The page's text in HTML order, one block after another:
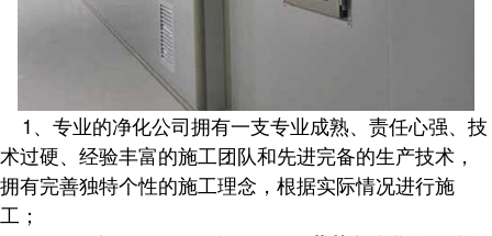
1、专业的净化公司拥有一支专业成熟、责任心强、技
术过硬、经验丰富的施工团队和先进完备的生产技术，
拥有完善独特个性的施工理念，根据实际情况进行施
工；